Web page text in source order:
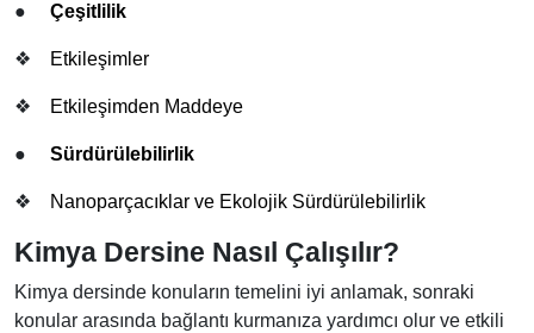
● Çeşitlilik
❖ Etkileşimler
❖ Etkileşimden Maddeye
● Sürdürülebilirlik
❖ Nanoparçacıklar ve Ekolojik Sürdürülebilirlik
Kimya Dersine Nasıl Çalışılır?
Kimya dersinde konuların temelini iyi anlamak, sonraki
konular arasında bağlantı kurmanıza yardımcı olur ve etkili